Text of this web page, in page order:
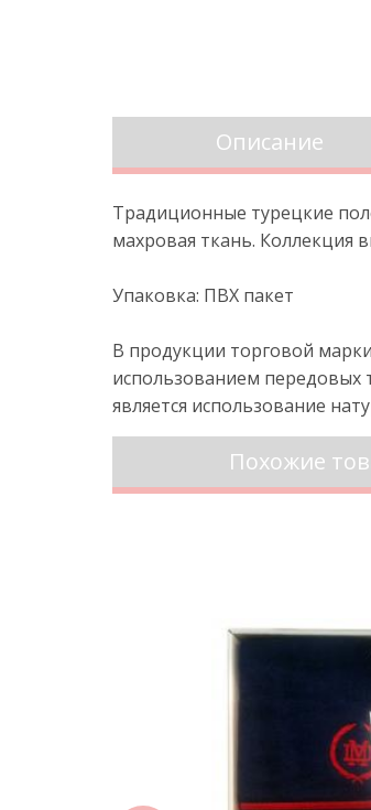
Описание
Традиционные турецкие
махровая ткань. Коллекция
Упаковка: ПВХ пакет
В продукции торговой
использованием передовых
является использование
Похожие